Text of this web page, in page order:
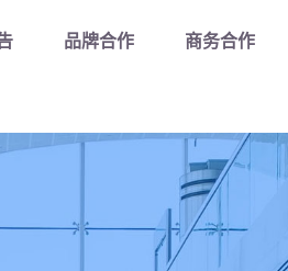
台/官方入口
品牌合作 商务合作